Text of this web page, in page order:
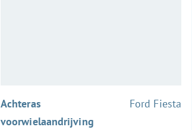
Achteras
voorwielaandrijving
:Ford Fiesta